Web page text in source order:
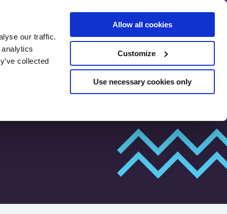
our traffic.
collected
Allow all cookies
Customize
Use necessary cookies only
SEO sākotnējais
novērtējums